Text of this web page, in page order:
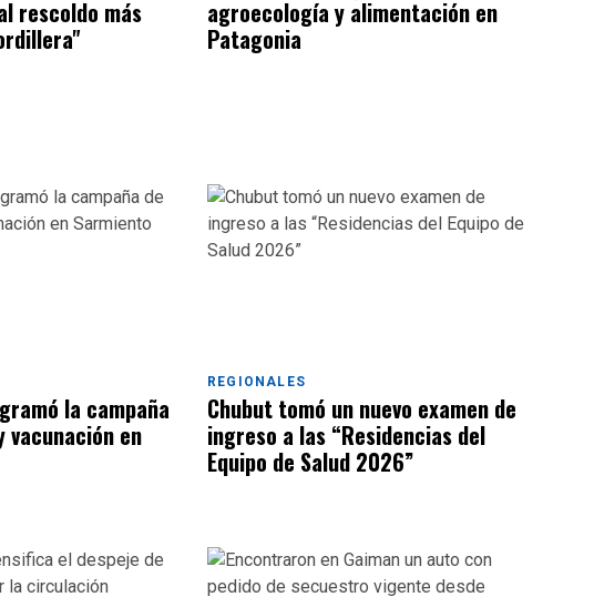
rescoldo más
agroecología y alimentación en
Patagonia
la campaña
en
REGIONALES
Chubut tomó un nuevo examen de
ingreso a las “Residencias del
Equipo de Salud 2026”